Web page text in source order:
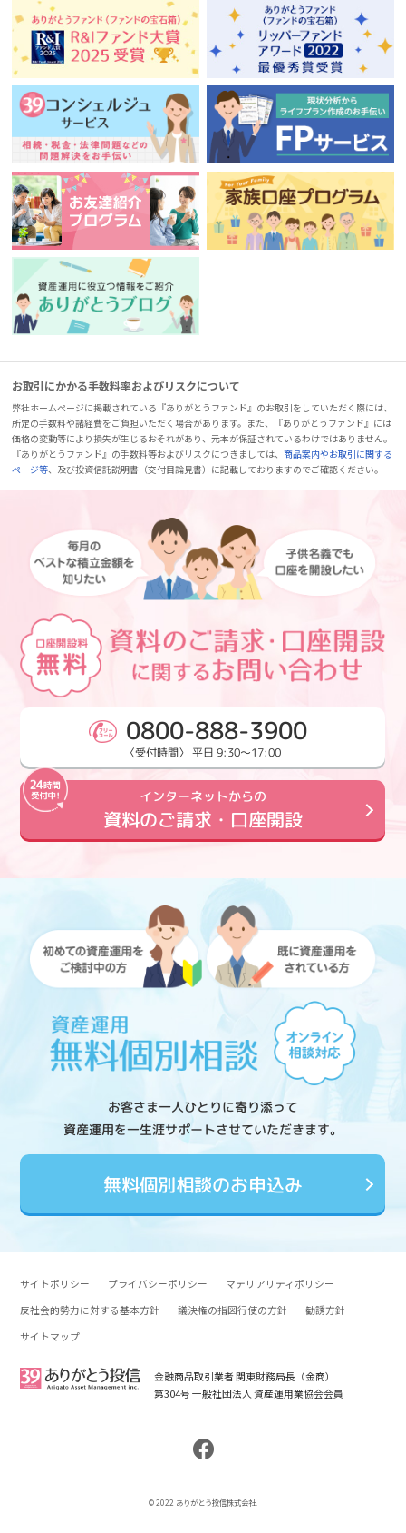
お取引にかかる手数料率およびリスクについて
弊社ホームページに掲載されている『ありがとうファンド』のお取引をしていただく際には、
所定の手数料や諸経費をご負担いただく場合があります。また、『ありがとうファンド』には
価格の変動等により損失が生じるおそれがあり、元本が保証されているわけではありません。
『ありがとうファンド』の手数料等およびリスクにつきましては、商品案内やお取引に関する
ページ等、及び投資信託説明書（交付目論見書）に記載しておりますのでご確認ください。
0800-888-3900
〈受付時間〉 平日 9:30～17:00
インターネットからの
資料のご請求・口座開設
お客さま一人ひとりに寄り添って
資産運用を一生涯サポートさせていただきます。
無料個別相談のお申込み
サイトポリシー プライバシーポリシー
マテリアリティポリシー
反社会的勢力に対する基本方針
議決権の指図行使の方針
勧誘方針
サイトマップ
金融商品取引業者 関東財務局長（金商）
第304号 一般社団法人 資産運用業協会会員
© 2022 ありがとう投信株式会社.